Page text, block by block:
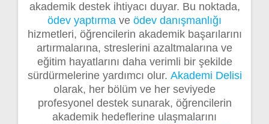
akademik destek ihtiyacı duyar. Bu noktada,
ödev yaptırma ve ödev danışmanlığı
hizmetleri, öğrencilerin akademik başarılarını
artırmalarına, streslerini azaltmalarına ve
eğitim hayatlarını daha verimli bir şekilde
sürdürmelerine yardımcı olur. Akademi Delisi
olarak, her bölüm ve her seviyede
profesyonel destek sunarak, öğrencilerin
akademik hedeflerine ulaşmalarını